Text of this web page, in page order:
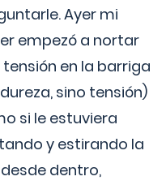
Ayer mi
empezó a nortar
tensión en la barriga
sino tensión)
si le estuviera
y estirando la
dentro,